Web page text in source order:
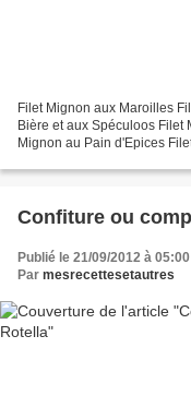
Filet Mignon aux Maroilles
Bière et aux Spéculoos Filet
Mignon au Pain d'Epices
Confiture ou
Publié le 21/09/2012 à 05:00
Par mesrecettesetautres